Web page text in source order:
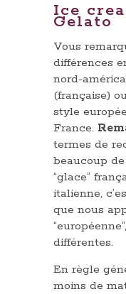
Ice
Gelato
Vous
différences
nord-
(française)
style
France.
termes de
beaucoup
“glace”
italienne,
que nous
différentes.
En règle
moins de